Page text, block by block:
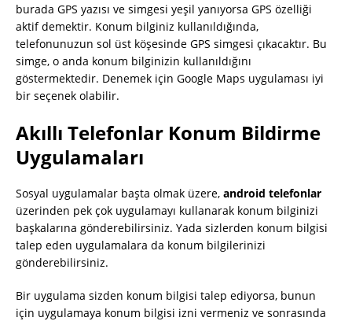
burada GPS yazısı ve simgesi yeşil yanıyorsa GPS özelliği
aktif demektir. Konum bilginiz kullanıldığında,
telefonunuzun sol üst köşesinde GPS simgesi çıkacaktır. Bu
simge, o anda konum bilginizin kullanıldığını
göstermektedir. Denemek için Google Maps uygulaması iyi
bir seçenek olabilir.
Akıllı Telefonlar Konum Bildirme
Uygulamaları
Sosyal uygulamalar başta olmak üzere, android telefonlar
üzerinden pek çok uygulamayı kullanarak konum bilginizi
başkalarına gönderebilirsiniz. Yada sizlerden konum bilgisi
talep eden uygulamalara da konum bilgilerinizi
gönderebilirsiniz.
Bir uygulama sizden konum bilgisi talep ediyorsa, bunun
için uygulamaya konum bilgisi izni vermeniz ve sonrasında